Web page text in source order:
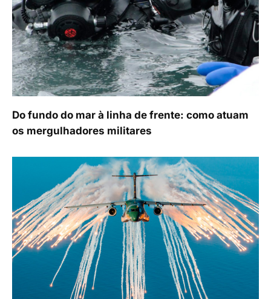
Do fundo do mar à linha de frente: como atuam
os mergulhadores militares